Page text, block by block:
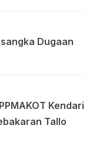
Dugaan
Kendari
Tallo